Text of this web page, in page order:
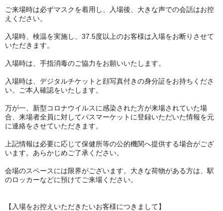
ご来場時は必ずマスクを着用し、入場後、大きな声での会話はお控
えください。
入場時、検温を実施し、37.5度以上のお客様は入場をお断りさせて
いただきます。
入場時は、手指消毒のご協力をお願いいたします。
入場時は、デジタルチケットと顔写真付きの身分証をお持ちくださ
い。ご本人確認をいたします。
万が一、新型コロナウイルスに感染された方が来場されていた場
合、来場者全員に対してパスマーケットに登録いただいた情報を元
に連絡をさせていただきます。
上記情報は必要に応じて保健所等の公的機関へ提供する場合がござ
います。あらかじめご了承ください。
会場のスペースには限界がございます。大きな荷物がある方は、駅
のロッカーなどに預けてご来場ください。
【入場をお控えいただきたいお客様につきまして】